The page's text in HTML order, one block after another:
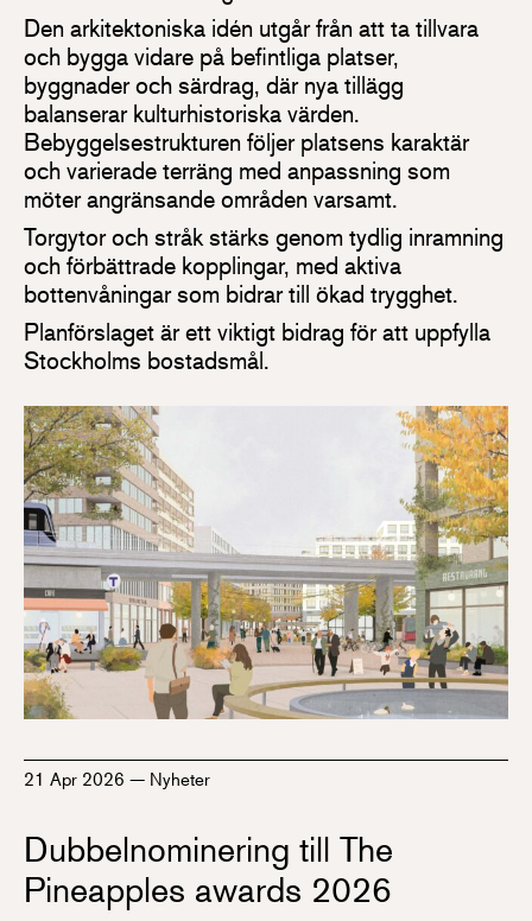
Den arkitektoniska idén utgår från att ta tillvara
och bygga vidare på befintliga platser,
byggnader och särdrag, där nya tillägg
balanserar kulturhistoriska värden.
Bebyggelsestrukturen följer platsens karaktär
och varierade terräng med anpassning som
möter angränsande områden varsamt.
Torgytor och stråk stärks genom tydlig inramning
och förbättrade kopplingar, med aktiva
bottenvåningar som bidrar till ökad trygghet.
Planförslaget är ett viktigt bidrag för att uppfylla
Stockholms bostadsmål.
21 Apr 2026 — Nyheter
Dubbelnominering till The
Pineapples awards 2026